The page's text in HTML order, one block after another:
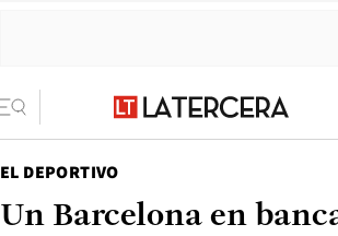
EL DEPORTIVO
Un Barcelona en